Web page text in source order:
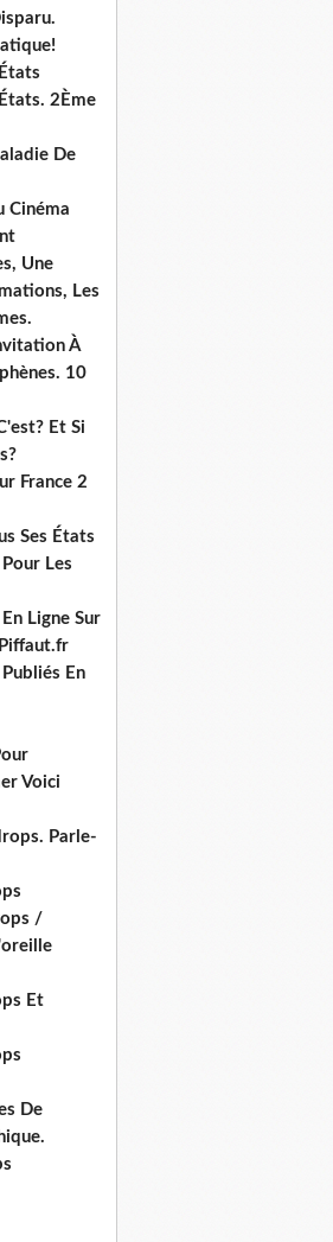
2Ème
De
Cinéma
Une
Les
À
10
Et Si
France 2
Ses États
Les
Ligne Sur
En
Voici
Parle-
/
Et
De